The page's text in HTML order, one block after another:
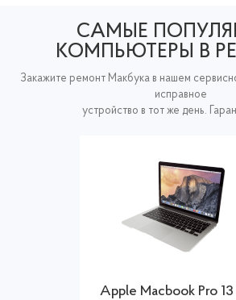
САМЫЕ
КОМПЬЮТЕРЫ В
Закажите ремонт Макбука в нашем
исправное
устройство в тот же день.
Apple Macbook Pro 13